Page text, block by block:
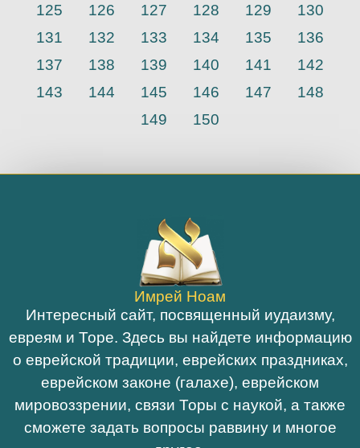
125
126 127 128 129
130
131
132 133 134 135
136
137
138 139 140 141
142
143
144 145 146 147
148
149
150
Имрей Ноам
Интересный сайт, посвященный иудаизму,
евреям и Торе. Здесь вы найдете информацию
о еврейской традиции, еврейских праздниках,
еврейском законе (галахе), еврейском
мировоззрении, связи Торы с наукой, а также
сможете задать вопросы раввину и многое